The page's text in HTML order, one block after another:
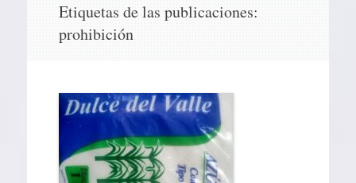
contenido
Etiquetas de las publicaciones:
prohibición